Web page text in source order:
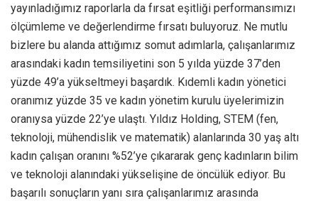
yayınladığımız raporlarla da fırsat eşitliği performansımızı
ölçümleme ve değerlendirme fırsatı buluyoruz. Ne mutlu
bizlere bu alanda attığımız somut adımlarla, çalışanlarımız
arasındaki kadın temsiliyetini son 5 yılda yüzde 37’den
yüzde 49’a yükseltmeyi başardık. Kıdemli kadın yönetici
oranımız yüzde 35 ve kadın yönetim kurulu üyelerimizin
oranıysa yüzde 22’ye ulaştı. Yıldız Holding, STEM (fen,
teknoloji, mühendislik ve matematik) alanlarında 30 yaş altı
kadın çalışan oranını %52’ye çıkararak genç kadınların bilim
ve teknoloji alanındaki yükselişine de öncülük ediyor. Bu
başarılı sonuçların yanı sıra çalışanlarımız arasında